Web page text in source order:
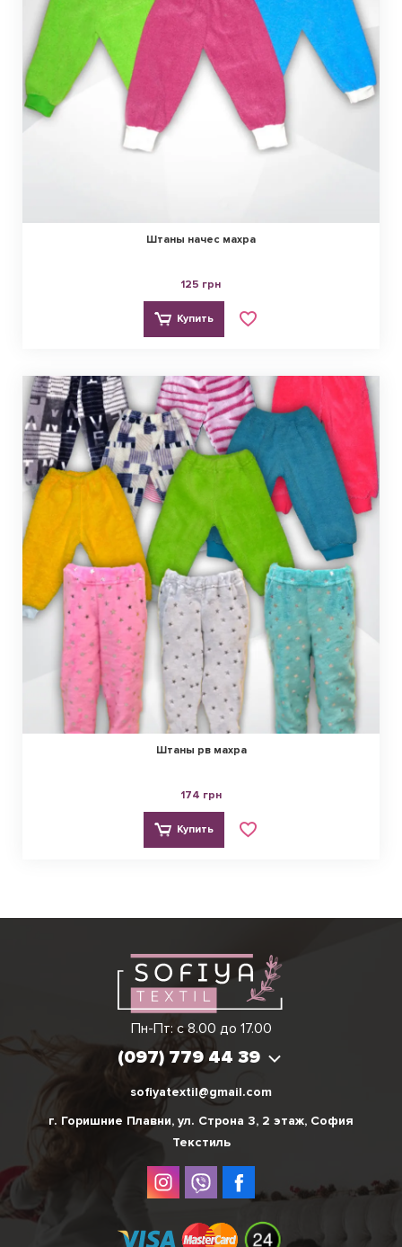
Штаны начес махра
125 грн
Купить
Штаны рв махра
174 грн
Купить
Пн-Пт: с 8.00 до 17.00
(097) 779 44 39
Виктория
(097) 779 44 39
sofiyatextil@gmail.com
г. Горишние Плавни, ул. Строна 3, 2 этаж, София
Текстиль